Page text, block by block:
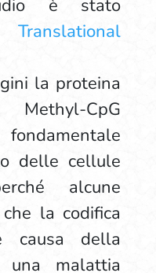
è stato
Translational
la proteina
CpG
delle cellule
alcune
la codifica
causa della
malattia